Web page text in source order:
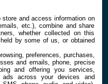
PROPOS
La rédaction
store and access information on
etc.), combine and share
whether collected on this
by some of us, or obtained
preferences, purchases,
and emails, phone, precise
and offering you services,
ads across your devices and